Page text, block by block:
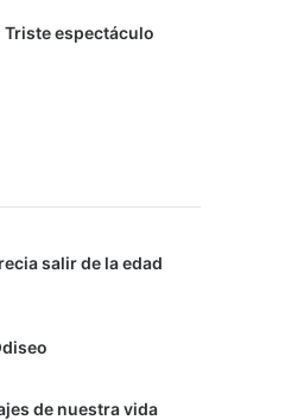
espectáculo
salir de la edad
de nuestra vida